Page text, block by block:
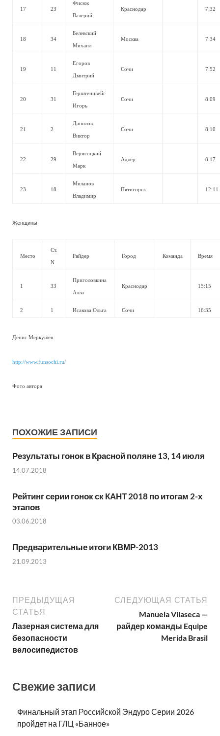
17 23
Фисюк
Валерий
Краснодар 7:32
18 34
Белевский
Михаил
Москва 7:34
19 11
Егоров
Дмитрий
Сочи 7:52
20 31
Герштенцвейг
Игорь
Сочи 8:09
21 2
Данилов
Виктор
Сочи 8:10
22 29
Верисоцкий
Марк
Адлер 8:17
23 18
Миланов
Владимир
Пятигорск 12:11
Женщины
Место
Ст.
N
Райдер Город Команда Время
1 33
Приголовкина
Алла
Краснодар 15:15
2 1 Исакова Ольга Сочи 16:35
Денис Меркушев
http://www.funsochi.ru/
Фото автора
ПОХОЖИЕ ЗАПИСИ
Результаты гонок в Красной поляне 13, 14 июля
14.07.2018
Рейтинг серии гонок ск КАНТ 2018 по итогам 2-х
этапов
03.06.2018
Предварительные итоги КВМР-2013
21.09.2013
ПРЕДЫДУЩАЯ
СТАТЬЯ
Лазерная система для
безопасности
велосипедистов
СЛЕДУЮЩАЯ СТАТЬЯ
Manuela Vilaseca —
райдер команды Equipe
Merida Brasil
Свежие записи
Финальный этап Российской Эндуро Серии 2026
пройдет на ГЛЦ «Банное»